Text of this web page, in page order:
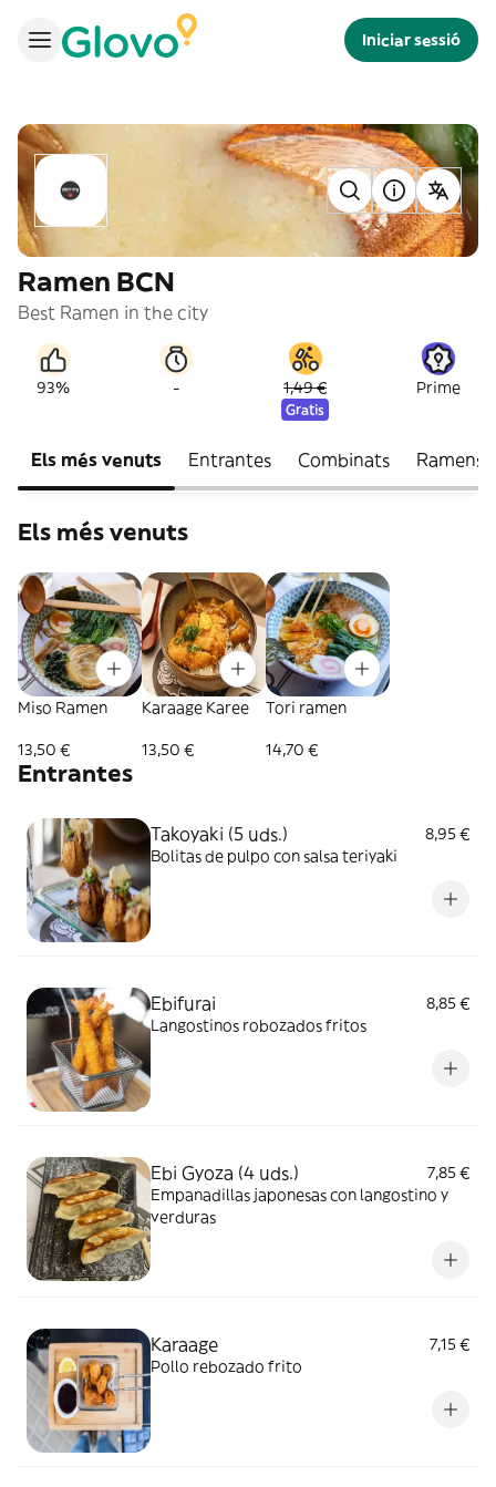
Iniciar sessió
Ramen BCN
Best Ramen in the city
93% - 1,49 €
Gratis
Prime
Els més venuts Entrantes Combinats Ramens
Els més venuts
Miso Ramen
13,50 €
Karaage Karee
13,50 €
Tori ramen
14,70 €
Entrantes
Takoyaki (5 uds.)
8,95 €
Bolitas de pulpo con salsa teriyaki
Ebifurai
8,85 €
Langostinos robozados fritos
Ebi Gyoza (4 uds.)
7,85 €
Empanadillas japonesas con langostino y
verduras
Karaage
7,15 €
Pollo rebozado frito